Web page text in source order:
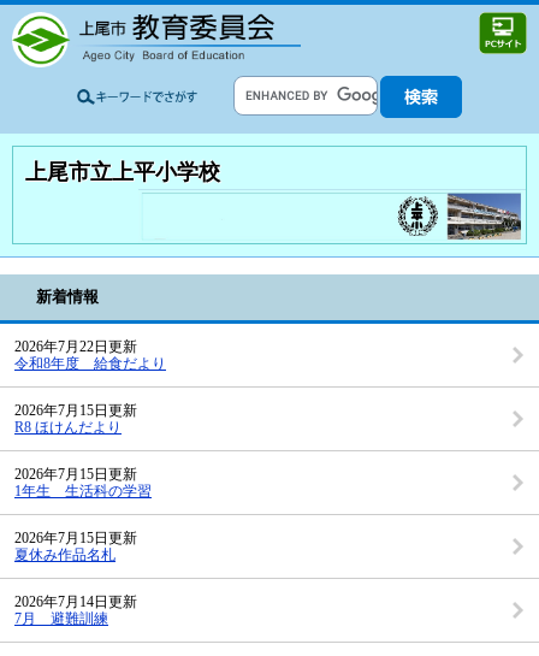
上尾市立上平小学校
新着情報
2026年7月22日更新
令和8年度 給食だより
2026年7月15日更新
R8 ほけんだより
2026年7月15日更新
1年生 生活科の学習
2026年7月15日更新
夏休み作品名札
2026年7月14日更新
7月 避難訓練